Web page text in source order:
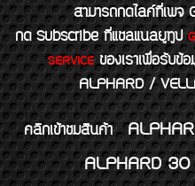
สามารถกดไลค์ที่เพจ
กด Subscribe ที่แชลแนลยูทูป
SERVICEของเราเพื่อรับข้อ
ALPHARD /
คลิกเข้าชมสินค้า
ALPHARD 30